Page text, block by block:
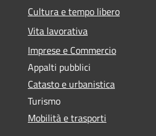
Cultura e tempo libero
Vita lavorativa
Imprese e Commercio
Appalti pubblici
Catasto e urbanistica
Turismo
Mobilità e trasporti